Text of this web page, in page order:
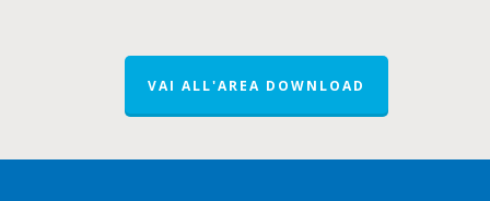
VAI ALL'AREA DOWNLOAD